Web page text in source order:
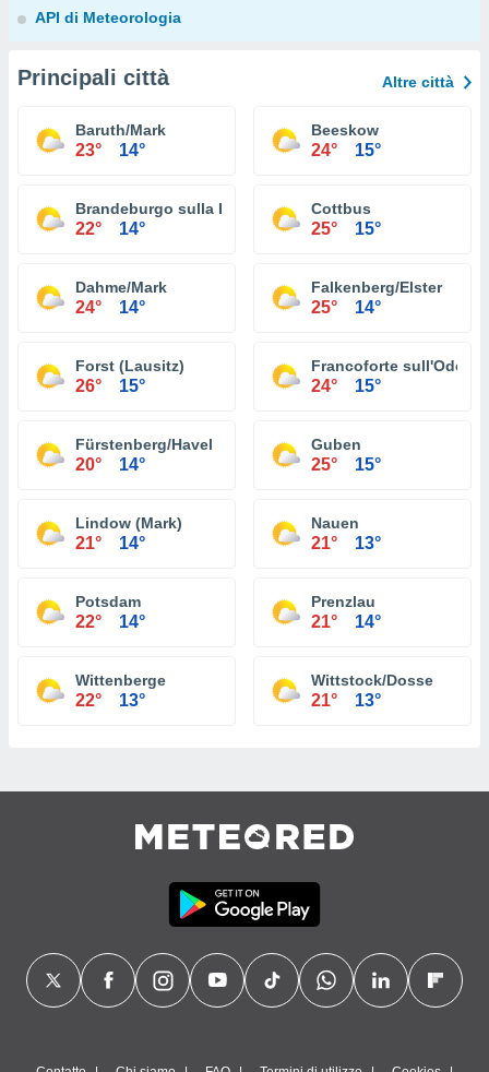
API di Meteorologia
Principali città Altre città
Baruth/Mark
23° 14°
Beeskow
24° 15°
Brandeburgo sulla Havel
22° 14°
Cottbus
25° 15°
Dahme/Mark
24° 14°
Falkenberg/Elster
25° 14°
Forst (Lausitz)
26° 15°
Francoforte sull'Oder
24° 15°
Fürstenberg/Havel
20° 14°
Guben
25° 15°
Lindow (Mark)
21° 14°
Nauen
21° 13°
Potsdam
22° 14°
Prenzlau
21° 14°
Wittenberge
22° 13°
Wittstock/Dosse
21° 13°